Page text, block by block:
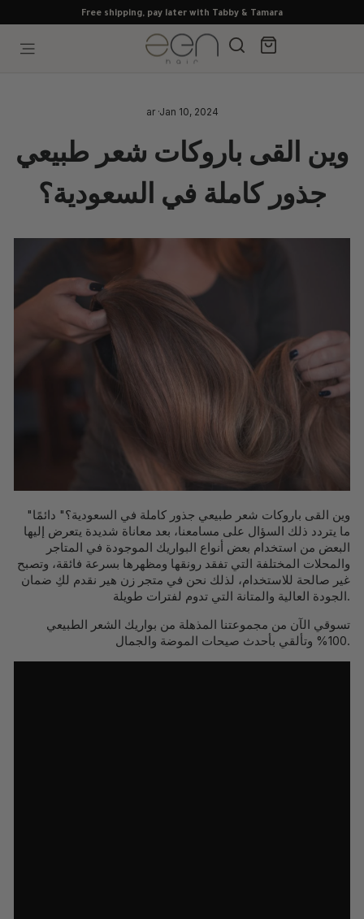
to
content
Free shipping, pay later with Tabby & Tamara
Search
ar·Jan 10, 2024
وين القى باروكات شعر طبيعي
جذور كاملة في السعودية؟
"وين القى باروكات شعر طبيعي جذور كاملة في السعودية؟" دائمًا
ما يتردد ذلك السؤال على مسامعنا، بعد معاناة شديدة يتعرض إليها
البعض من استخدام بعض أنواع البواريك الموجودة في المتاجر
والمحلات المختلفة التي تفقد رونقها ومظهرها بسرعة فائقة، وتصبح
غير صالحة للاستخدام، لذلك نحن في متجر زن هير نقدم لكِ ضمان
الجودة العالية والمتانة التي تدوم لفترات طويلة.
تسوقي الآن من مجموعتنا المذهلة من بواريك الشعر الطبيعي
100% وتألقي بأحدث صيحات الموضة والجمال.